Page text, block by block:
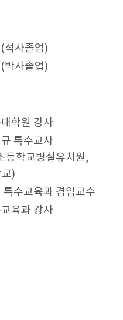
석사졸업)
박사졸업)
학원 강사
특수교사
등학교병설유치원,
)
수교육과 겸임교수
육과 강사